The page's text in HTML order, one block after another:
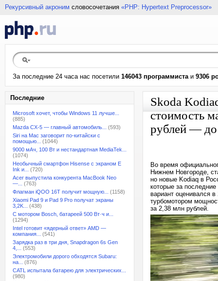
Рекурсивный акроним словосочетания «PHP: Hypertext Preprocessor»
За последние 24 часа нас посетили 146043 программистаи 9306
Последние
Microsoft хочет, чтобы Windows 11 лучше...
(885)
Mazda CX-5 — главный автомобиль...
(593)
Siri на Mac заговорит по-китайски с
помощью...
(1044)
9000 мАч, 100 Вт и нестандартная MediaTek...
(1074)
Необычный смартфон Hisense с экраном E
Ink и...
(720)
Acer выпустила конкурента MacBook Neo
—...
(763)
Флагман iQOO 16T получит мощную...
(1158)
Xiaomi Pad 9 и Pad 9 Pro получат экраны
3,2K...
(438)
С мотором Bosch, батареей 500 Вт·ч и...
(1294)
Intel готовит «ядерный ответ» AMD —
компания...
(541)
Зарядка раз в три дня, Snapdragon 6s Gen
4,...
(553)
Электромобили дорого обходятся Subaru:
на...
(876)
CATL испытала батарею для электрических...
(980)
Skoda
стоимость
рублей — до
Во время
Нижнем Новгороде,
но новые Kodiaq в
которые за
вариант оценивался
турбомотором
за 2,38 млн рублей.